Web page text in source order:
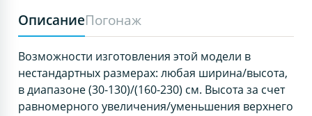
ОписаниеПогонаж
Возможности изготовления этой модели в
нестандартных размерах: любая ширина/высота,
в диапазоне (30-130)/(160-230) см. Высота за счет
равномерного увеличения/уменьшения верхнего